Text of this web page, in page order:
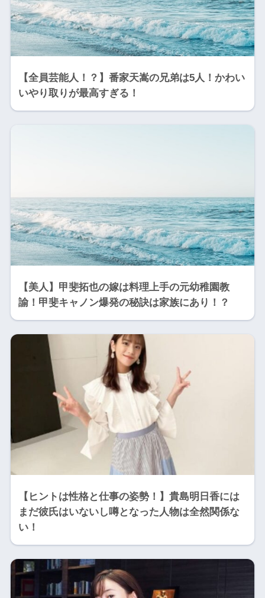
【全員芸能人！？】番家天嵩の兄弟は5人！かわい
いやり取りが最高すぎる！
【美人】甲斐拓也の嫁は料理上手の元幼稚園教
諭！甲斐キャノン爆発の秘訣は家族にあり！？
【ヒントは性格と仕事の姿勢！】貴島明日香には
まだ彼氏はいないし噂となった人物は全然関係な
い！